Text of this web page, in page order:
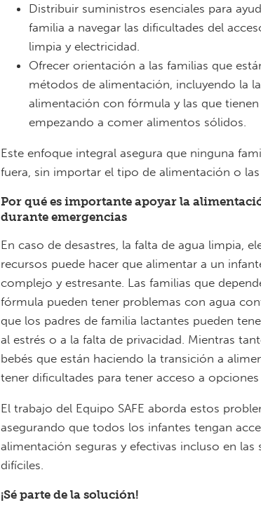
Distribuir suministros esenciales para
familia a navegar las dificultades del
limpia y electricidad.
Ofrecer orientación a las familias que
métodos de alimentación, incluyendo la
alimentación con fórmula y las que
empezando a comer alimentos sólidos.
Este enfoque integral asegura que ninguna
fuera, sin importar el tipo de alimentación o las
Por qué es importante apoyar la
durante emergencias
En caso de desastres, la falta de agua limpia,
recursos puede hacer que alimentar a un
complejo y estresante. Las familias que
fórmula pueden tener problemas con agua
que los padres de familia lactantes pueden
al estrés o a la falta de privacidad. Mientras
bebés que están haciendo la transición a
tener dificultades para tener acceso a opciones
El trabajo del Equipo SAFE aborda estos
asegurando que todos los infantes tengan
alimentación seguras y efectivas incluso en las
difíciles.
¡Sé parte de la solución!